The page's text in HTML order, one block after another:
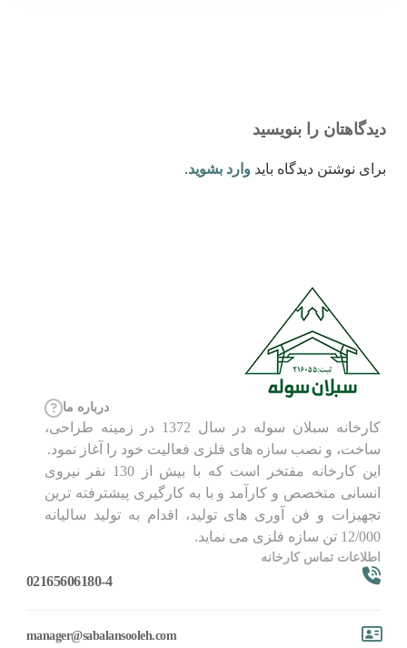
دیدگاهتان را بنویسید
برای نوشتن دیدگاه باید وارد بشوید.
درباره ما
کارخانه سبلان سوله در سال 1372 در زمینه طراحی،
ساخت، و نصب سازه های فلزی فعالیت خود را آغاز نمود.
این کارخانه مفتخر است که با بیش از 130 نفر نیروی
انسانی متخصص و کارآمد و با به کارگیری پیشترفته ترین
تجهیزات و فن آوری های تولید، اقدام به تولید سالیانه
12/000 تن سازه فلزی می نماید.
اطلاعات تماس کارخانه
02165606180-4
moc.heloosnalabas@reganam